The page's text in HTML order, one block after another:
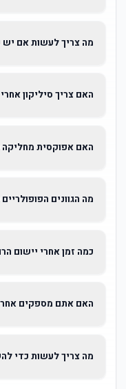
מה צריך לעשות אם יש
האם צריך סיליקון
האם אפוקסית
מה הגוונים
כמה זמן אחרי יישום
האם אתם מספקים
מה צריך לעשות כדי